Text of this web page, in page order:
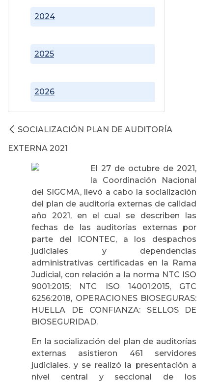
2024
2025
2026
SOCIALIZACIÓN PLAN DE AUDITORÍA
EXTERNA 2021
El 27 de octubre de 2021,
la Coordinación Nacional
del SIGCMA, llevó a cabo la socialización
del plan de auditoría externas de calidad
año 2021, en el cual se describen las
fechas de las auditorías externas por
parte del ICONTEC, a los despachos
judiciales y dependencias
administrativas certificadas en la Rama
Judicial, con relación a la norma NTC ISO
9001:2015; NTC ISO 14001:2015, GTC
6256:2018, OPERACIONES BIOSEGURAS:
HUELLA DE CONFIANZA: SELLOS DE
BIOSEGURIDAD.
En la socialización del plan de auditorías
externas asistieron 461 servidores
judiciales, y se realizó la presentación a
nivel central y seccional de los